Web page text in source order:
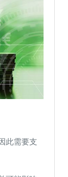
此需要支